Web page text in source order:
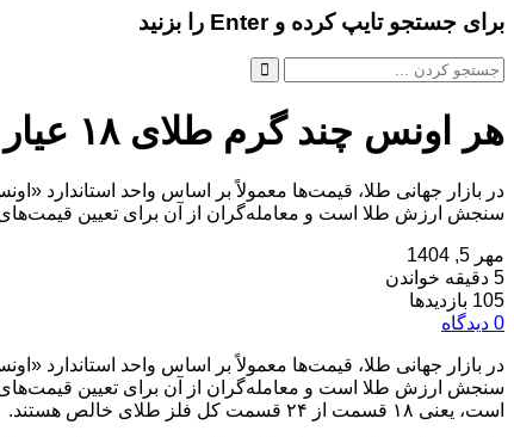
برای جستجو تایپ کرده و Enter را بزنید
هر اونس چند گرم طلای ۱۸ عیار است؟
سنجش ارزش طلا است و معامله‌گران از آن برای تعیین قیمت‌های دقیق استفاده
مهر 5, 1404
5 دقیقه خواندن
105 بازدیدها
0 دیدگاه
است، یعنی ۱۸ قسمت از ۲۴ قسمت کل فلز طلای خالص هستند.